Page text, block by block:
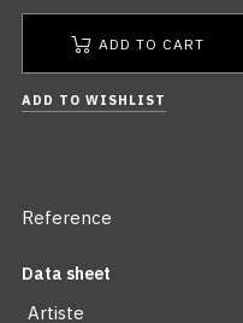
ADD TO CART
ADD TO WISHLIST
Reference
Data sheet
Artiste